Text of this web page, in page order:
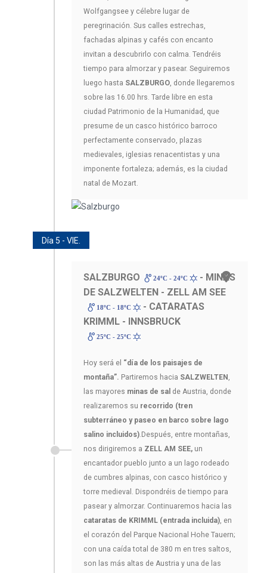
Wolfgangsee y célebre lugar de
peregrinación. Sus calles estrechas,
fachadas alpinas y cafés con encanto
invitan a descubrirlo con calma. Tendréis
tiempo para almorzar y pasear. Seguiremos
luego hasta SALZBURGO, donde llegaremos
sobre las 16.00 hrs. Tarde libre en esta
ciudad Patrimonio de la Humanidad, que
presume de un casco histórico barroco
perfectamente conservado, plazas
medievales, iglesias renacentistas y una
imponente fortaleza; además, es la ciudad
natal de Mozart.
Día 5 - VIE.
SALZBURGO 24ºC - 24ºC
- MINAS
DE SALZWELTEN - ZELL AM SEE
18ºC - 18ºC
- CATARATAS
KRIMML - INNSBRUCK
25ºC - 25ºC
Hoy será el “día de los paisajes de
montaña”. Partiremos hacia SALZWELTEN ,
las mayores minas de sal de Austria, donde
realizaremos su recorrido (tren
subterráneo y paseo en barco sobre lago
salino incluidos).Después, entre montañas,
nos dirigiremos a ZELL AM SEE, un
encantador pueblo junto a un lago rodeado
de cumbres alpinas, con casco histórico y
torre medieval. Dispondréis de tiempo para
pasear y almorzar. Continuaremos hacia las
cataratas de KRIMML (entrada incluida), en
el corazón del Parque Nacional Hohe Tauern;
con una caída total de 380 m en tres saltos,
son las más altas de Austria y una de las